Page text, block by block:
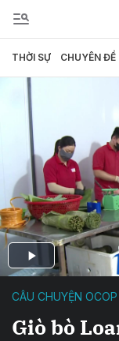
THỜI SỰ CHUYÊN ĐỀ
CÂU CHUYỆN OCOP
Giò bò